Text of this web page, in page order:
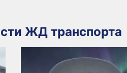
ЖД транспорта